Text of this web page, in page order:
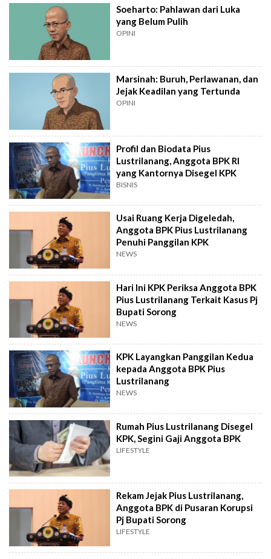
Soeharto: Pahlawan dari Luka
yang Belum Pulih
OPINI
Marsinah: Buruh, Perlawanan, dan
Jejak Keadilan yang Tertunda
OPINI
Profil dan Biodata Pius
Lustrilanang, Anggota BPK RI
yang Kantornya Disegel KPK
BISNIS
Usai Ruang Kerja Digeledah,
Anggota BPK Pius Lustrilanang
Penuhi Panggilan KPK
NEWS
Hari Ini KPK Periksa Anggota BPK
Pius Lustrilanang Terkait Kasus Pj
Bupati Sorong
NEWS
KPK Layangkan Panggilan Kedua
kepada Anggota BPK Pius
Lustrilanang
NEWS
Rumah Pius Lustrilanang Disegel
KPK, Segini Gaji Anggota BPK
LIFESTYLE
Rekam Jejak Pius Lustrilanang,
Anggota BPK di Pusaran Korupsi
Pj Bupati Sorong
LIFESTYLE